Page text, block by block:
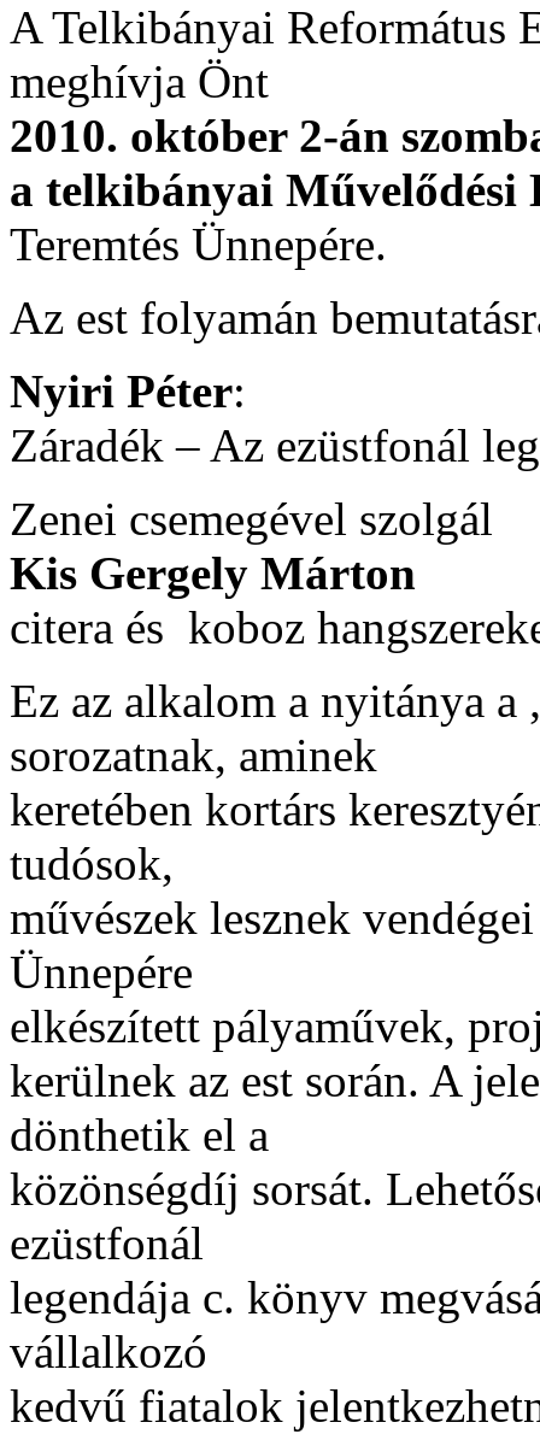
A Telkibányai Református
meghívja Önt
2010. október 2-án
a telkibányai Művelődési
Teremtés Ünnepére.
Az est folyamán
Nyiri Péter:
Záradék – Az ezüstfonál
Zenei csemegével szolgál
Kis Gergely Márton
citera és koboz
Ez az alkalom a nyitánya a
sorozatnak, aminek
keretében kortárs
tudósok,
művészek lesznek
Ünnepére
elkészített pályaművek,
kerülnek az est során. A
dönthetik el a
közönségdíj sorsát.
ezüstfonál
legendája c. könyv
vállalkozó
kedvű fiatalok